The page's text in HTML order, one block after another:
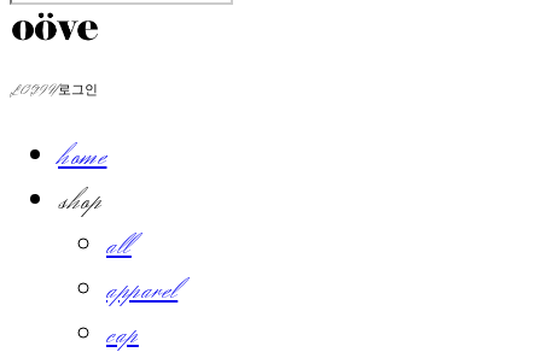
LOG IN로그인
home
shop
all
apparel
cap